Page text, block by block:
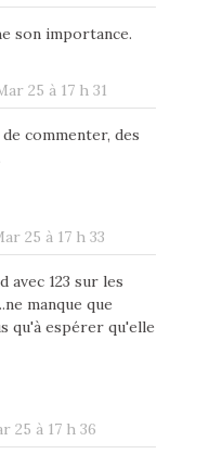
son importance.
25 à 17 h 31
commenter, des
25 à 17 h 33
avec 123 sur les
manque que
qu'à espérer qu'elle
25 à 17 h 36